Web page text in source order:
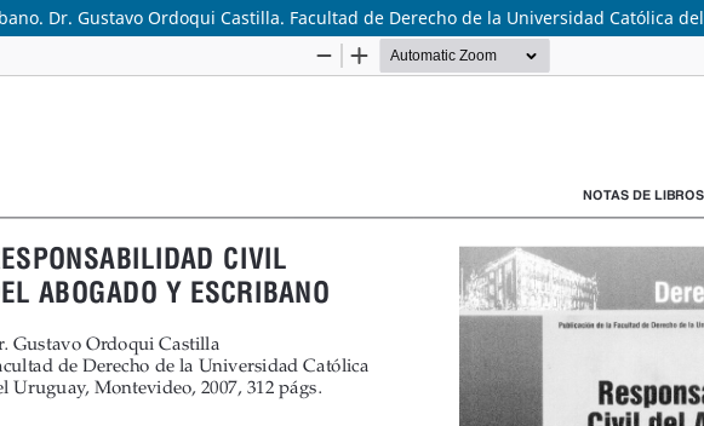
Dr. Gustavo Ordoqui Castilla. Facultad de Derecho de la Universidad Católica